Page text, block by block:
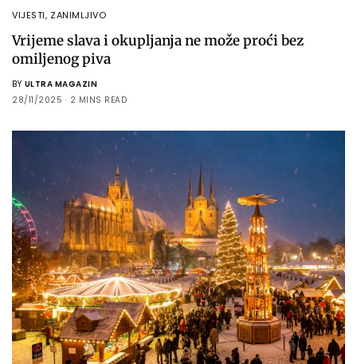
VIJESTI, ZANIMLJIVO
Vrijeme slava i okupljanja ne može proći bez
omiljenog piva
BY ULTRA MAGAZIN
28/11/2025
2 MINS READ